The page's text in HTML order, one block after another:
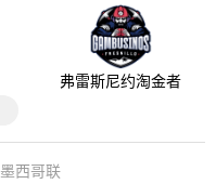
弗雷斯尼约淘金者
墨西哥联